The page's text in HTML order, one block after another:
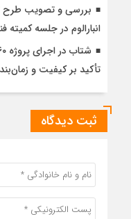
بررسی و تصویب
انبارالوم در جلسه
تأکید بر کیفیت و
ثبت دیدگاه